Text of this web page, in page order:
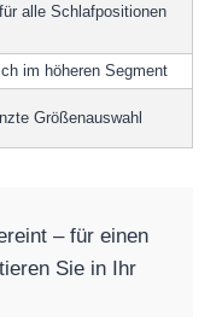
alle Schlafpositionen
im höheren Segment
Größenauswahl
– für einen
Sie in Ihr